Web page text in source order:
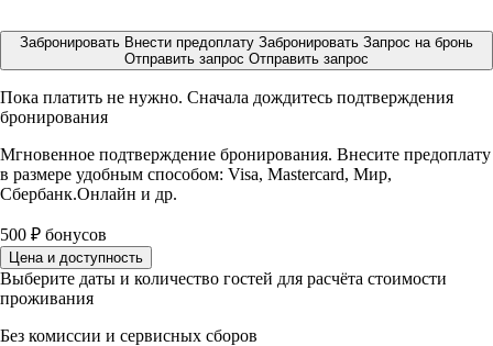
Забронировать Внести предоплату Забронировать Запрос на бронь
Отправить запрос Отправить запрос
Пока платить не нужно. Сначала дождитесь подтверждения
бронирования
Мгновенное подтверждение бронирования. Внесите предоплату
в размере удобным способом: Visa, Mastercard, Мир,
Сбербанк.Онлайн и др.
500 ₽ бонусов
Цена и доступность
Выберите даты и количество гостей для расчёта стоимости
проживания
Без комиссии и сервисных сборов